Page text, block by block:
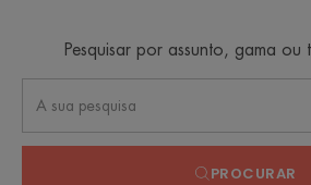
Pesquisar por assunto, gama
PROCURAR